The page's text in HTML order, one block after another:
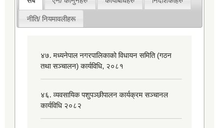
नीति/ नियमावलीहरू
४७. मध्यनेपाल नगरपालिकाको विधायन समिति (गठन
तथा सञ्चालन) कार्यविधि, २०८१
४६. व्यवसायिक पशुपञ्छीपालन कार्यक्रम सञ्चानल
कार्यविधि २०८२